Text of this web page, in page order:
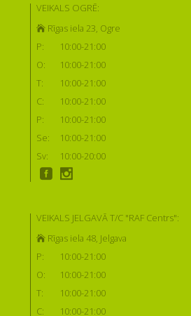
VEIKALS OGRĒ:
Rīgas iela 23, Ogre
P:
10:00-21:00
O:
10:00-21:00
T:
10:00-21:00
C:
10:00-21:00
P:
10:00-21:00
Se:
10:00-21:00
Sv:
10:00-20:00
VEIKALS JELGAVĀ T/C "RAF Centrs":
Rīgas iela 48, Jelgava
P:
10:00-21:00
O:
10:00-21:00
T:
10:00-21:00
C:
10:00-21:00